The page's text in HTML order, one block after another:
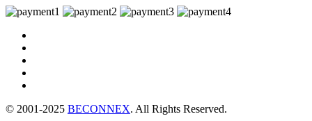
© 2001-2025 BECONNEX. All Rights Reserved.